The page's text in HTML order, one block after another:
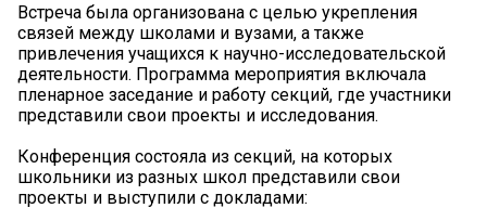
Встреча была организована с целью укрепления
связей между школами и вузами, а также
привлечения учащихся к научно-исследовательской
деятельности. Программа мероприятия включала
пленарное заседание и работу секций, где участники
представили свои проекты и исследования.
Конференция состояла из секций, на которых
школьники из разных школ представили свои
проекты и выступили с докладами: